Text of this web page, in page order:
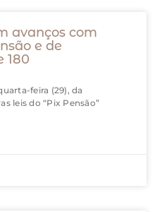
avanços com
e de
180
feira (29), da
leis do “Pix Pensão”